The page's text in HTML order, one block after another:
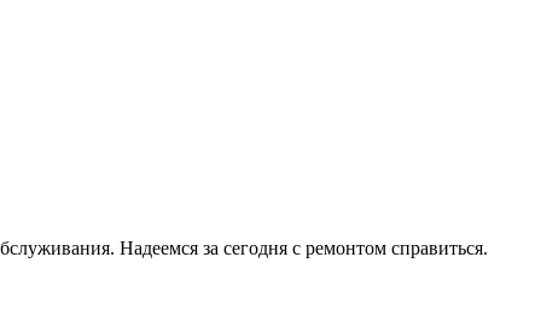
Надеемся за сегодня с ремонтом справиться.